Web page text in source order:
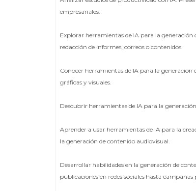
empresariales.
Explorar herramientas de IA para la
redacción de informes, correos o contenidos.
Conocer herramientas de IA para la generación
gráficas y visuales.
Descubrir herramientas de IA para la
Aprender a usar herramientas de IA para la
la generación de contenido audiovisual.
Desarrollar habilidades en la generación de
publicaciones en redes sociales hasta